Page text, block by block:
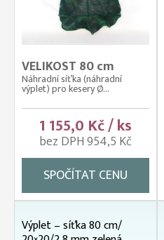
VELIKOST 80 cm
Náhradní síťka (náhradní
výplet) pro kesery Ø...
1 155,0 Kč / ks
bez DPH 954,5 Kč
SPOČÍTAT CENU
Výplet – síťka 80 cm/